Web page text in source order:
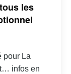
les
pour La
infos en